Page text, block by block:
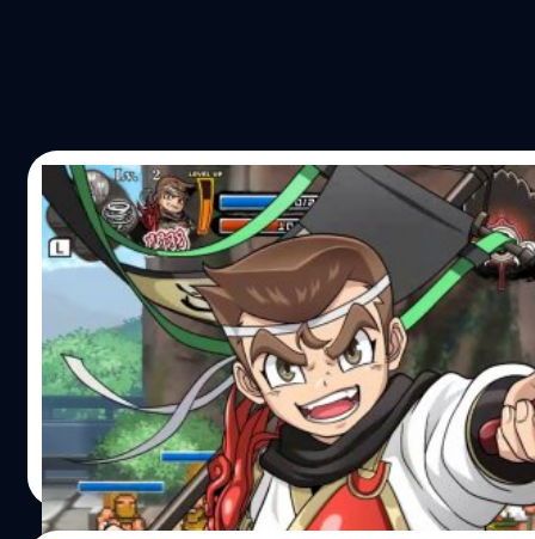
03/10/2021
ตัวอย่างทางการ River City Saga: Three
หรือ คุนิโอะคุงลุย 3 ก๊ก
Arc System Works ปล่อยตัวอย่างใหม่ Kunio-kun no
Zeiin Shuugou! หรือ คุนิโอะ ลุยศึก 3 ก๊ก Kunio-kun no
Zeiin Shuugou! หรือชื่อภาษาอังกฤษ River City Saga:
เกมนี้จะเป็นเกมครบรอบ 35 ปี ซีรีส์ Kunio-kun โดยได้ APlus
พัฒนาเกมให้ Kunio-kun no Sangokushi dayo: Zeiin
ละครจากคุนิโอะไปลุยโลก 3 ก๊ก เนื้อเรื่องจะอยู่ช่วงปลายราช
เป็น กวนอู ตัวเอกที่อยู่ในยุคอันวุ่นวาย สัมผัสยุคแห่งความโกล
"กบฎโพกผ้าเหลือง" "ศึกผาแดง" และอื่น ๆ…
จีรนาถ เรืองทรัพย์| 1768 days ago
Read More